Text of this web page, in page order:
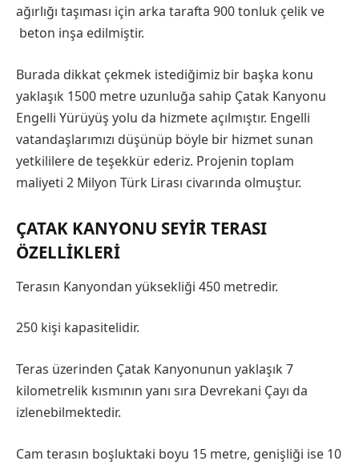
ağırlığı taşıması için arka tarafta 900 tonluk çelik ve
beton inşa edilmiştir.
Burada dikkat çekmek istediğimiz bir başka konu
yaklaşık 1500 metre uzunluğa sahip Çatak Kanyonu
Engelli Yürüyüş yolu da hizmete açılmıştır. Engelli
vatandaşlarımızı düşünüp böyle bir hizmet sunan
yetkililere de teşekkür ederiz. Projenin toplam
maliyeti 2 Milyon Türk Lirası civarında olmuştur.
ÇATAK KANYONU SEYIR TERASI
ÖZELLIKLERI
Terasın Kanyondan yüksekliği 450 metredir.
250 kişi kapasitelidir.
Teras üzerinden Çatak Kanyonunun yaklaşık 7
kilometrelik kısmının yanı sıra Devrekani Çayı da
izlenebilmektedir.
Cam terasın boşluktaki boyu 15 metre, genişliği ise 10